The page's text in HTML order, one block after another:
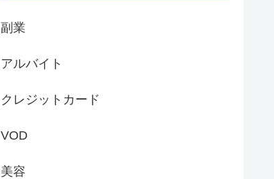
副業
アルバイト
クレジットカード
VOD
美容